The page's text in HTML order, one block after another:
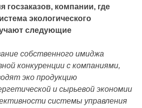
госзаказов, компании, где
экологического
следующие
собственного имиджа
конкуренции с компаниями,
эко продукцию
и сырьевой экономии
системы управления